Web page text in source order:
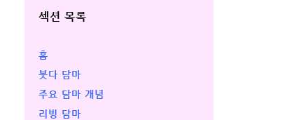
섹션 목록
홈
붓다 담마
주요 담마 개념
리빙 담마